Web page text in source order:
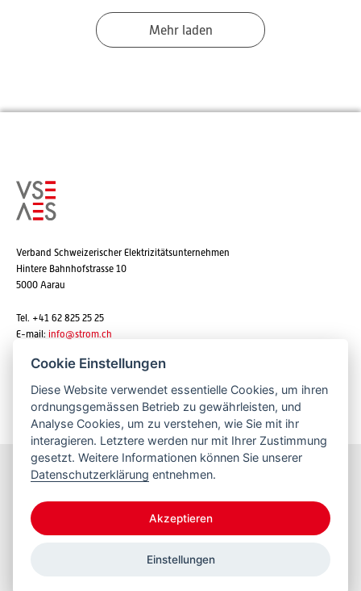
Mehr laden
Verband Schweizerischer Elektrizitätsunternehmen
Hintere Bahnhofstrasse 10
5000 Aarau
Tel. +41 62 825 25 25
E-mail: info@strom.ch
Newsletter abonnieren
Bleiben Sie informiert
© 2026 VSE
Cookie Einstellungen
Diese Website verwendet essentielle Cookies, um ihren
ordnungsgemässen Betrieb zu gewährleisten, und
Analyse Cookies, um zu verstehen, wie Sie mit ihr
interagieren. Letztere werden nur mit Ihrer Zustimmung
gesetzt. Weitere Informationen können Sie unserer
Datenschutzerklärung entnehmen.
Akzeptieren
Einstellungen